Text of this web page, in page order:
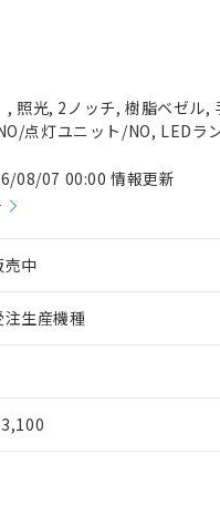
照光, 2ノッチ, 樹脂ベゼル,
点灯ユニット/NO, LED
08/07 00:00 情報更新
売中
注生産機種